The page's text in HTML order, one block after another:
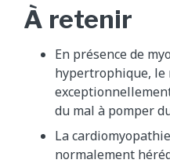
À retenir
En présence de
hypertrophique, le
du mal à pomper
La
normalement